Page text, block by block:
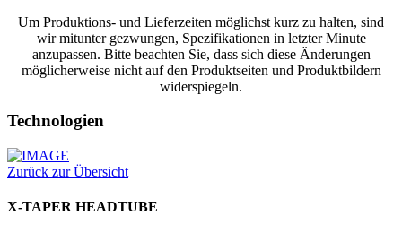
Um Produktions- und Lieferzeiten möglichst kurz zu halten, sind
wir mitunter gezwungen, Spezifikationen in letzter Minute
anzupassen. Bitte beachten Sie, dass sich diese Änderungen
möglicherweise nicht auf den Produktseiten und Produktbildern
widerspiegeln.
Technologien
Zurück zur Übersicht
X-TAPER HEADTUBE